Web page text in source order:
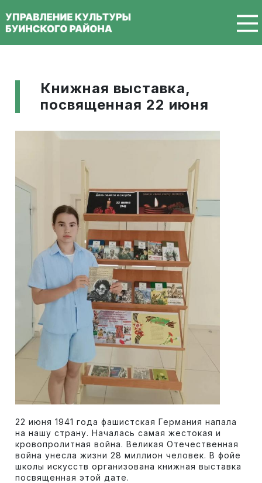
Книжная выставка,
посвященная 22 июня
22 июня 1941 года фашистская Германия напала
на нашу страну. Началась самая жестокая и
кровопролитная война. Великая Отечественная
война унесла жизни 28 миллион человек. В фойе
школы искусств организована книжная выставка
посвященная этой дате.